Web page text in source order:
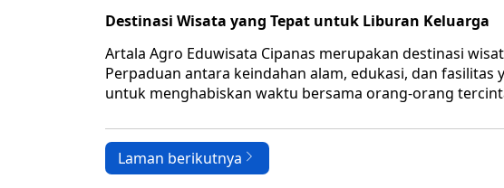
Destinasi Wisata yang Tepat untuk Liburan Keluarga
Artala Agro Eduwisata Cipanas merupakan destinasi
Perpaduan antara keindahan alam, edukasi, dan
untuk menghabiskan waktu bersama orang-orang
Laman berikutnya